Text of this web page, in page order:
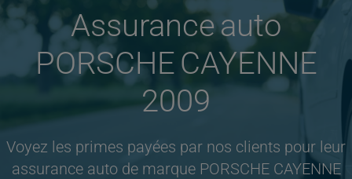
Assurance auto
PORSCHE CAYENNE
2009
Voyez les primes payées par nos clients pour leur
assurance auto de marque PORSCHE CAYENNE